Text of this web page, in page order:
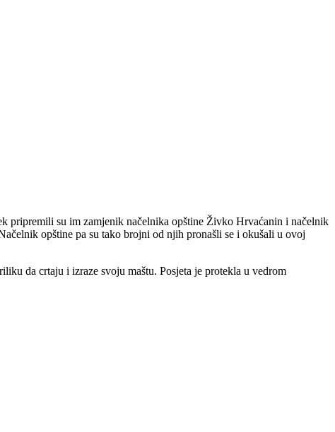
pripremili su im zamjenik načelnika opštine Živko Hrvaćanin i načelnik
opštine pa su tako brojni od njih pronašli se i okušali u ovoj
da crtaju i izraze svoju maštu. Posjeta je protekla u vedrom